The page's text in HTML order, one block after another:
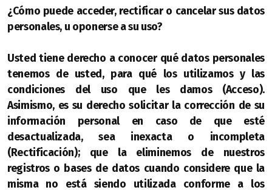
¿Cómo puede acceder, rectificar o cancelar sus datos
personales, u oponerse a su uso?
Usted tiene derecho a conocer qué datos personales
tenemos de usted, para qué los utilizamos y las
condiciones del uso que les damos (Acceso).
Asimismo, es su derecho solicitar la corrección de su
información personal en caso de que esté
desactualizada, sea inexacta o incompleta
(Rectificación); que la eliminemos de nuestros
registros o bases de datos cuando considere que la
misma no está siendo utilizada conforme a los